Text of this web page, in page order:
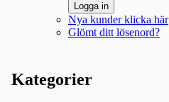
Logga in
Nya kunder klicka här
Glömt ditt lösenord?
Kategorier